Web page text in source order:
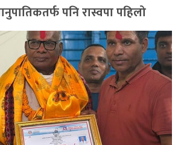
पनि रास्वपा पहिलो